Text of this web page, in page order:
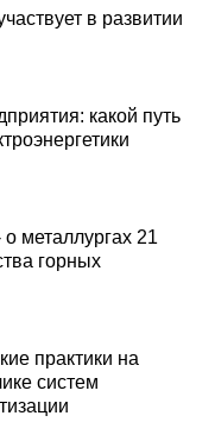
в развитии
какой путь
металлургах 21
горных
практики на
систем